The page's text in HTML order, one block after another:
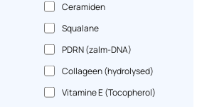
Ceramiden
Squalane
PDRN (zalm-DNA)
Collageen (hydrolysed)
Vitamine E (Tocopherol)